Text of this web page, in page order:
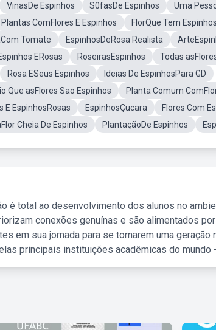
VinasDe Espinhos S0fasDe Espinhos
Uma
Plantas ComFlores E Espinhos
FlorQue Tem Espinhos
Tomate EspinhosDeRosa Realista
ERosas RoseirasEspinhos
Todas
Rosa ESeus Espinhos
Ideias De EspinhosPara GD
Que asFlores Sao Espinhos
Planta Comum
E EspinhosRosas EspinhosÇucara
Flores Com
Cheia De Espinhos PlantaçãoDe Espinhos
é total ao desenvolvimento dos alunos no
conexões genuínas e são alimentados
em sua jornada para se tornarem uma geração
principais instituições acadêmicas do mundo